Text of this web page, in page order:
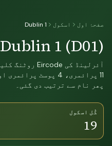
صفحۂ اول اسکول Dublin 1
Dublin 1 (D01) کے اسکول
پھر نام سے ترتیب دی گئی۔
کُل اسکول
19